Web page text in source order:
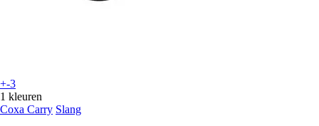
+-3
1 kleuren
Coxa Carry Slang